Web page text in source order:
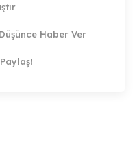
Haber Ver